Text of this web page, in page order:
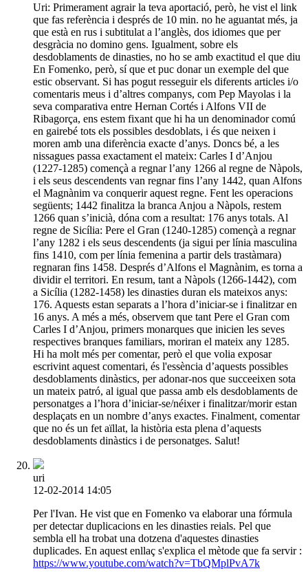
Uri: Primerament agrair la teva aportació, però, he vist el link
que fas referència i després de 10 min. no he aguantat més, ja
que està en rus i subtitulat a l’anglès, dos idiomes que per
desgràcia no domino gens. Igualment, sobre els
desdoblaments de dinasties, no ho se amb exactitud el que diu
En Fomenko, però, sí que et puc donar un exemple del que
estic observant. Si has pogut resseguir els diferents articles i/o
comentaris meus i d’altres companys, com Pep Mayolas i la
seva comparativa entre Hernan Cortés i Alfons VII de
Ribagorça, ens estem fixant que hi ha un denominador comú
en gairebé tots els possibles desdoblats, i és que neixen i
moren amb una diferència exacte d’anys. Doncs bé, a les
nissagues passa exactament el mateix: Carles I d’Anjou
(1227-1285) començà a regnar l’any 1266 al regne de Nàpols,
i els seus descendents van regnar fins l’any 1442, quan Alfons
el Magnànim va conquerir aquest regne. Fent les operacions
següents; 1442 finalitza la branca Anjou a Nàpols, restem
1266 quan s’inicià, dóna com a resultat: 176 anys totals. Al
regne de Sicília: Pere el Gran (1240-1285) començà a regnar
l’any 1282 i els seus descendents (ja sigui per línia masculina
fins 1410, com per línia femenina a partir dels trastàmara)
regnaran fins 1458. Després d’Alfons el Magnànim, es torna a
dividir el territori. En resum, tant a Nàpols (1266-1442), com
a Sicília (1282-1458) les dinasties duran els mateixos anys:
176. Aquests estan separats a l’hora d’iniciar-se i finalitzar en
16 anys. A més a més, observem que tant Pere el Gran com
Carles I d’Anjou, primers monarques que inicien les seves
respectives branques familiars, moriran el mateix any 1285.
Hi ha molt més per comentar, però el que volia exposar
escrivint aquest comentari, és l'essència d’aquests possibles
desdoblaments dinàstics, per adonar-nos que succeeixen sota
un mateix patró, al igual que passa amb els desdoblaments de
personatges a l’hora d’iniciar-se/néixer i finalitzar/morir estan
desplaçats en un nombre d’anys exactes. Finalment, comentar
que no és un fet aïllat, la història esta plena d’aquests
desdoblaments dinàstics i de personatges. Salut!
uri
12-02-2014 14:05
Per l'Ivan. He vist que en Fomenko va elaborar una fórmula
per detectar duplicacions en les dinasties reials. Pel que
sembla ell ha trobat una dotzena d'aquestes dinasties
duplicades. En aquest enllaç s'explica el mètode que fa servir :
https://www.youtube.com/watch?v=TbQMplPvA7k